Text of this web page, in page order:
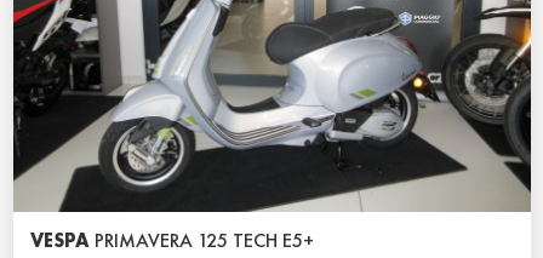
VESPA PRIMAVERA 125 TECH E5+